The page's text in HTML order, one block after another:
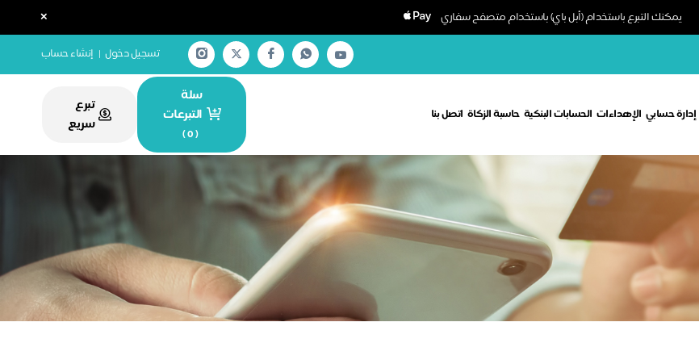
يمكنك التبرع باستخدام (أبل باي) باستخدام متصفح سفاري ×
تسجيل دخول | إنشاء حساب
إدارة حسابي الإهداءات الحسابات البنكية حاسبة الزكاة اتصل بنا
سلة
التبرعات
(
0
)
تبرع
سريع